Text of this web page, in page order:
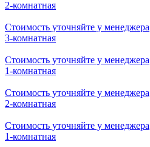
2-комнатная
Стоимость уточняйте у менеджера
2-комнатная
Стоимость уточняйте у менеджера
3-комнатная
Стоимость уточняйте у менеджера
3-комнатная
Стоимость уточняйте у менеджера
2-комнатная